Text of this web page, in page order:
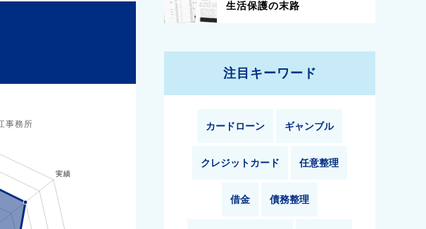
注目キーワード
カードローン ギャンブル
クレジットカード 任意整理
借金 債務整理